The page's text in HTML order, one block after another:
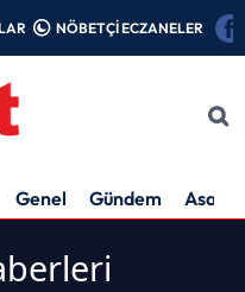
NÖBETÇİ ECZANELER
Genel Gündem Asayiş